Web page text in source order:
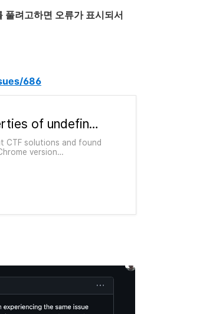
풀려고하면 오류가 표시되서
686
TypeError: Cannot read properties of undefined (reading 'unshift') · Issue #686 · OpenZeppelin/ethernaut
CTF solutions and found
version